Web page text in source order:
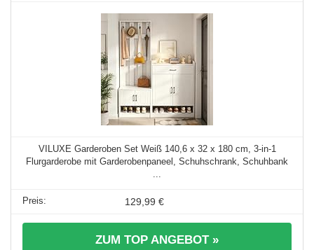
VILUXE Garderoben Set Weiß 140,6 x 32 x 180 cm, 3-in-1
Flurgarderobe mit Garderobenpaneel, Schuhschrank, Schuhbank
129,99 €
ZUM TOP ANGEBOT »